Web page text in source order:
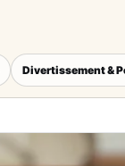
Divertissement &